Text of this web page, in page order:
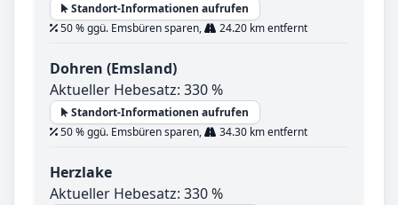
Standort-Informationen aufrufen
50 % ggü. Emsbüren sparen,
24.20 km entfernt
Dohren (Emsland)
Aktueller Hebesatz: 330 %
Standort-Informationen aufrufen
50 % ggü. Emsbüren sparen,
34.30 km entfernt
Herzlake
Aktueller Hebesatz: 330 %